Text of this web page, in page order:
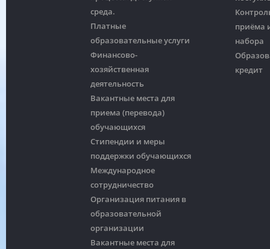
среда.
Платные
образовательные услуги
Финансово-
хозяйственная
деятельность
Вакантные места для
приема (перевода)
обучающихся
Стипендии и меры
поддержки обучающихся
Международное
сотрудничество
Организация питания в
образовательной
организации
Вакантные места для
приёма
набора
кредит